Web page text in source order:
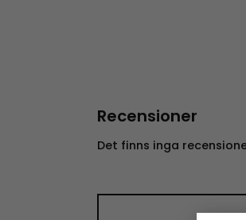
Recensioner
Det finns inga